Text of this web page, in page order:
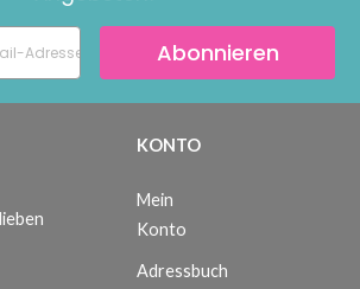
Abonnieren
KONTO
Mein
Konto
Adressbuch